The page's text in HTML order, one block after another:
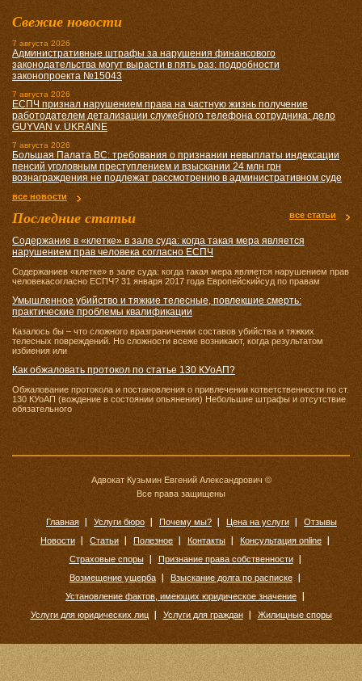
Свежие новости
7 августа 2026
Административные штрафы за нарушения финансового
законодательства могут вырасти в пять раз: подробности
законопроекта №15043
7 августа 2026
ЕСПЧ признал нарушением права на частную жизнь получение
работодателем детализации служебного телефона сотрудника: дело
GUYVAN v. UKRAINE
7 августа 2026
Большая Палата ВС: требования о признании невыплаты индексации
пенсий уголовным преступлением и взыскании 24 млн грн
вознаграждения не подлежат рассмотрению в административном суде
все новости
Последние статьи все статьи
Содержание в «клетке» в зале суда: когда такая мера является
нарушением прав человека согласно ЕСПЧ
Содержаниев «клетке» в зале суда: когда такая мера является нарушением прав
человекасогласно ЕСПЧ? 31 января 2017 года Европейскийсуд по правам
Умышленное убийство и тяжкие телесные, повлекшие смерть:
практические проблемы квалификации
Казалось бы – что сложного вразграничении составов убийства и тяжких
телесных повреждений. Но сложности всеже возникают, когда результатом
избиения или
Как обжаловать протокол по статье 130 КУоАП?
Обжалование протокола и постановления о привлечении кответственности по ст.
130 КУоАП (вождение в состоянии опьянения) Небольшие штрафы и отсутствие
обязательного
Адвокат Кузьмин Евгений Александрович ©
Все права защищены
Главная Услуги бюро Почему мы? Цена на услуги
Отзывы
Новости
Статьи Полезное Контакты
Консультация online
Страховые споры
Признание права собственности
Возмещение ущерба
Взыскание долга по расписке
Установление фактов, имеющих юридическое значение
Услуги для юридических лиц
Услуги для граждан Жилищные споры